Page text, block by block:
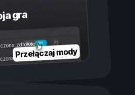
gra
Wł.
Wył.
zdrowie
wytrzymałość
Przełączaj mody